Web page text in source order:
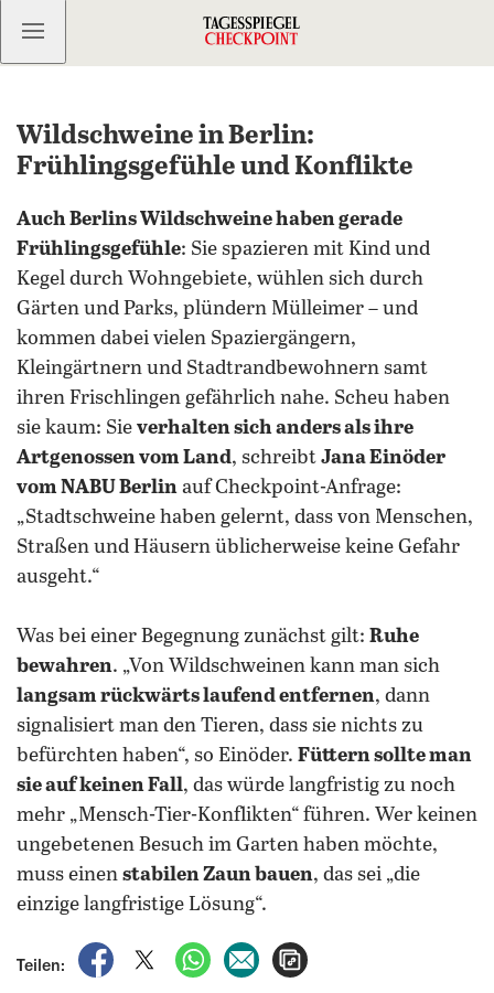
Kostenlos anmelden
Wildschweine in Berlin:
Frühlingsgefühle und Konflikte
Auch Berlins Wildschweine haben gerade
Frühlingsgefühle: Sie spazieren mit Kind und
Kegel durch Wohngebiete, wühlen sich durch
Gärten und Parks, plündern Mülleimer – und
kommen dabei vielen Spaziergängern,
Kleingärtnern und Stadtrandbewohnern samt
ihren Frischlingen gefährlich nahe. Scheu haben
sie kaum: Sie verhalten sich anders als ihre
Artgenossen vom Land, schreibt Jana Einöder
vom NABU Berlin auf Checkpoint-Anfrage:
„Stadtschweine haben gelernt, dass von Menschen,
Straßen und Häusern üblicherweise keine Gefahr
ausgeht.“
Was bei einer Begegnung zunächst gilt: Ruhe
bewahren. „Von Wildschweinen kann man sich
langsam rückwärts laufend entfernen, dann
signalisiert man den Tieren, dass sie nichts zu
befürchten haben“, so Einöder. Füttern sollte man
sie auf keinen Fall, das würde langfristig zu noch
mehr „Mensch-Tier-Konflikten“ führen. Wer keinen
ungebetenen Besuch im Garten haben möchte,
muss einen stabilen Zaun bauen, das sei „die
einzige langfristige Lösung“.
Teilen:
auf Facebook teilen
auf X teilenper WhatsApp teilen
per E-Mail teilen